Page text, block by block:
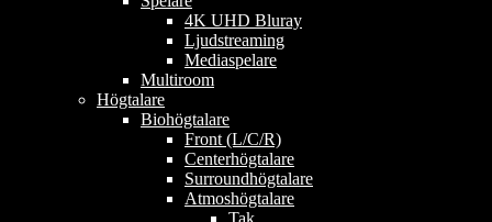
4K UHD Bluray
Ljudstreaming
Mediaspelare
Multiroom
Högtalare
Biohögtalare
Front (L/C/R)
Centerhögtalare
Surroundhögtalare
Atmoshögtalare
Tak